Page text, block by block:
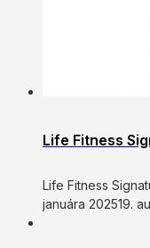
Life Fitness
Life Fitness
januára 202519.